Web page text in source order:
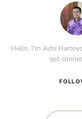
Hello, I'm Achi
get